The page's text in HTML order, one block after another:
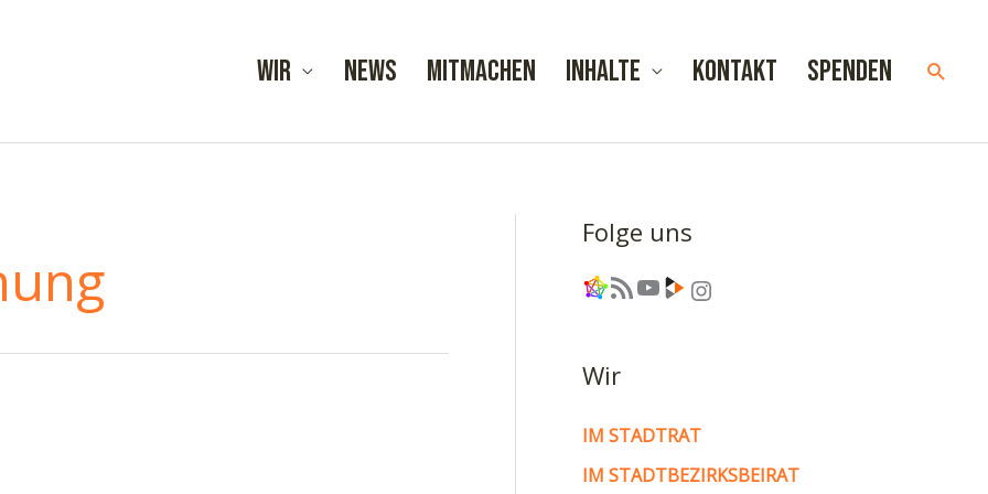
Wir News Mitmachen Inhalte Kontakt Spenden
Folge uns
Link RSS-Feed YouTube Link Instagram
Wir
IM STADTRAT
IM STADTBEZIRKSBEIRAT